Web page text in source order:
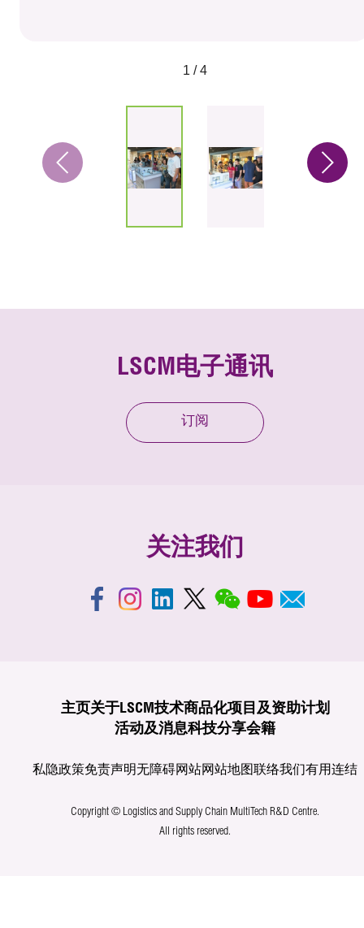
1 / 4
LSCM电子通讯
订阅
关注我们
主页关于LSCM技术商品化项目及资助计划
活动及消息科技分享会籍
私隐政策免责声明无障碍网站网站地图联络我们有用连结
Copyright © Logistics and Supply Chain MultiTech R&D Centre.
All rights reserved.